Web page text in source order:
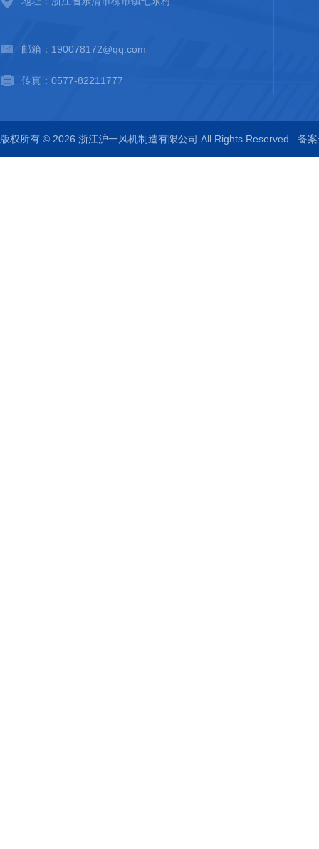
邮箱：190078172@qq.com
传真：0577-82211777
版权所有 © 2026 浙江沪一风机制造有限公司 All Rights Reserved 备